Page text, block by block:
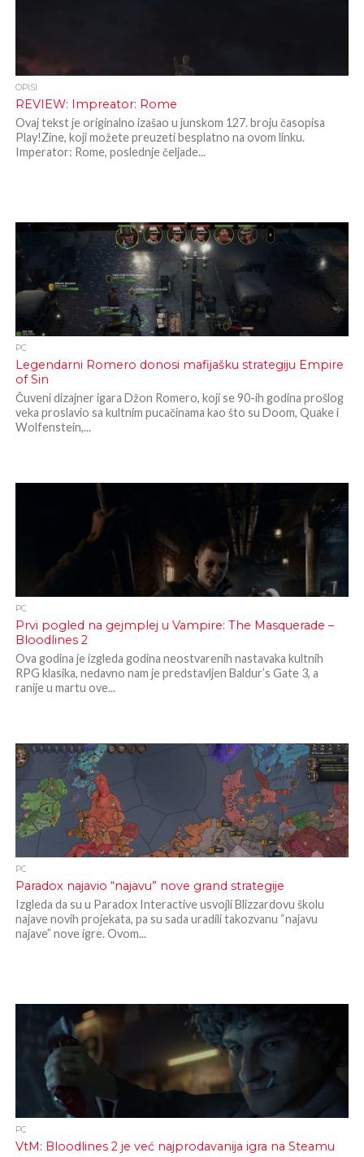
OPISI
REVIEW: Impreator: Rome
Ovaj tekst je originalno izašao u junskom 127. broju časopisa
Play!Zine, koji možete preuzeti besplatno na ovom linku.
Imperator: Rome, poslednje čeljade...
PC
Legendarni Romero donosi mafijašku strategiju Empire
of Sin
Čuveni dizajner igara Džon Romero, koji se 90-ih godina prošlog
veka proslavio sa kultnim pucačinama kao što su Doom, Quake i
Wolfenstein,...
PC
Prvi pogled na gejmplej u Vampire: The Masquerade –
Bloodlines 2
Ova godina je izgleda godina neostvarenih nastavaka kultnih
RPG klasika, nedavno nam je predstavljen Baldur’s Gate 3, a
ranije u martu ove...
PC
Paradox najavio “najavu” nove grand strategije
Izgleda da su u Paradox Interactive usvojli Blizzardovu školu
najave novih projekata, pa su sada uradili takozvanu “najavu
najave” nove igre. Ovom...
PC
VtM: Bloodlines 2 je već najprodavanija igra na Steamu